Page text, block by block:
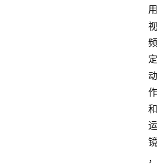
用
视
频
定
动
作
和
运
镜
，